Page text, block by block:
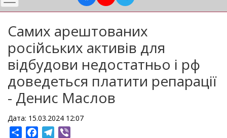
Самих арештованих
російських активів для
відбудови недостатньо і рф
доведеться платити репарації
- Денис Маслов
Дата: 15.03.2024 12:07
ShareFacebookTelegram